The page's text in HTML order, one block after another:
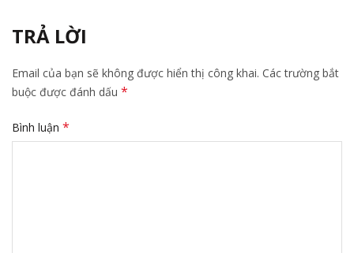
TRẢ LỜI
Email của bạn sẽ không được hiển thị công khai. Các trường bắt
buộc được đánh dấu *
Bình luận *